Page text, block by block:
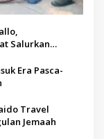
Salurkan
Era Pasca-
Travel
Jemaah